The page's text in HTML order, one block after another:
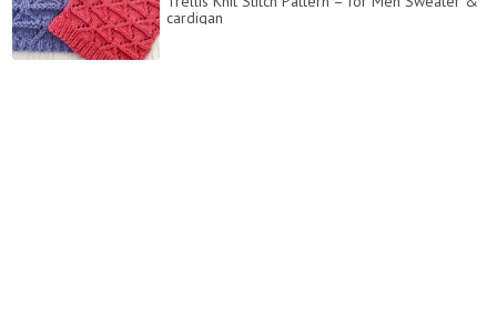
cardigan